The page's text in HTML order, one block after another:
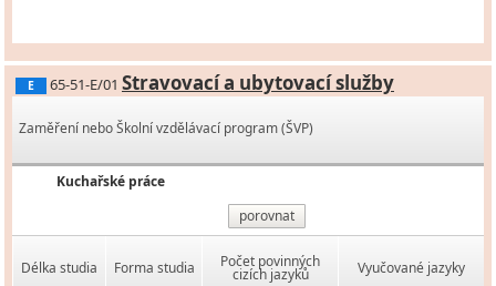
E 65-51-E/01 Stravovací a ubytovací služby
Zaměření nebo Školní vzdělávací program (ŠVP)
Kuchařské práce
porovnat
Délka studia Forma studia Počet povinných
cizích jazyků Vyučované jazyky